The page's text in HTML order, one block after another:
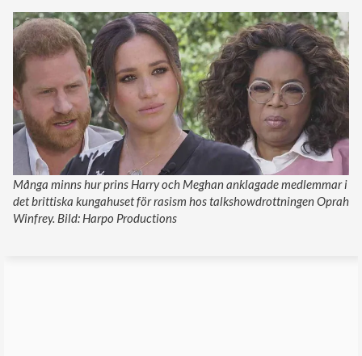
Många minns hur prins Harry och Meghan anklagade medlemmar i
det brittiska kungahuset för rasism hos talkshowdrottningen Oprah
Winfrey. Bild: Harpo Productions